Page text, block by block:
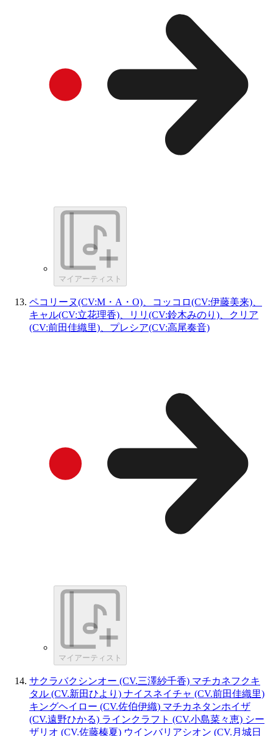
マイアーティスト
ペコリーヌ(CV:M・A・O)、コッコロ(CV:伊藤美来)、
キャル(CV:立花理香)、リリ(CV:鈴木みのり)、クリア
(CV:前田佳織里)、プレシア(CV:高尾奏音)
マイアーティスト
サクラバクシンオー (CV.三澤紗千香) マチカネフクキ
タル (CV.新田ひより) ナイスネイチャ (CV.前田佳織里)
キングヘイロー (CV.佐伯伊織) マチカネタンホイザ
(CV.遠野ひかる) ラインクラフト (CV.小島菜々恵) シー
ザリオ (CV.佐藤榛夏) ウインバリアシオン (CV.月城日